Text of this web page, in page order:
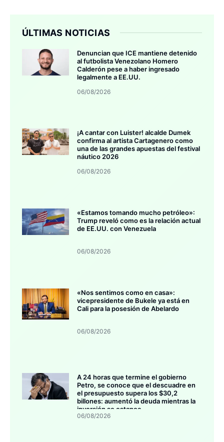
ÚLTIMAS NOTICIAS
Denuncian que ICE mantiene detenido
al futbolista Venezolano Homero
Calderón pese a haber ingresado
legalmente a EE.UU.
06/08/2026
¡A cantar con Luister! alcalde Dumek
confirma al artista Cartagenero como
una de las grandes apuestas del festival
náutico 2026
06/08/2026
«Estamos tomando mucho petróleo»:
Trump reveló como es la relación actual
de EE.UU. con Venezuela
06/08/2026
«Nos sentimos como en casa»:
vicepresidente de Bukele ya está en
Cali para la posesión de Abelardo
06/08/2026
A 24 horas que termine el gobierno
Petro, se conoce que el descuadre en
el presupuesto supera los $30,2
billones: aumentó la deuda mientras la
inversión se estanca
06/08/2026